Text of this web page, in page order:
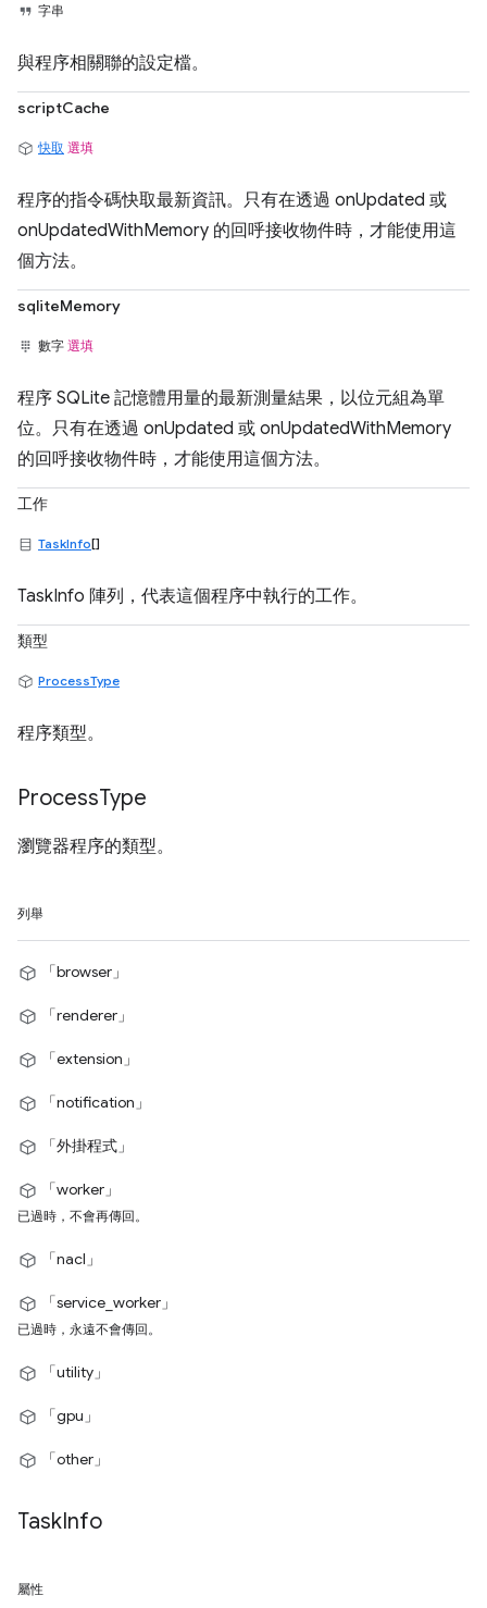
字串
與程序相關聯的設定檔。
scriptCache
快取 選填
程序的指令碼快取最新資訊。只有在透過 onUpdated 或
onUpdatedWithMemory 的回呼接收物件時，才能使用這
個方法。
sqliteMemory
數字 選填
程序 SQLite 記憶體用量的最新測量結果，以位元組為單
位。只有在透過 onUpdated 或 onUpdatedWithMemory
的回呼接收物件時，才能使用這個方法。
工作
TaskInfo[]
TaskInfo 陣列，代表這個程序中執行的工作。
類型
ProcessType
程序類型。
ProcessType
瀏覽器程序的類型。
列舉
「browser」
「renderer」
「extension」
「notification」
「外掛程式」
「worker」
已過時，不會再傳回。
「nacl」
「service_worker」
已過時，永遠不會傳回。
「utility」
「gpu」
「other」
TaskInfo
屬性